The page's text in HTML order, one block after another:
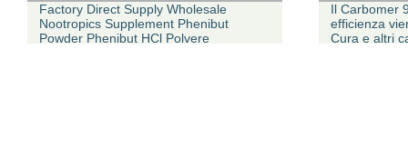
Factory Direct Supply Wholesale
Nootropics Supplement Phenibut
Powder Phenibut HCl Polvere
Il Carbomer
efficienza
Cura e altri